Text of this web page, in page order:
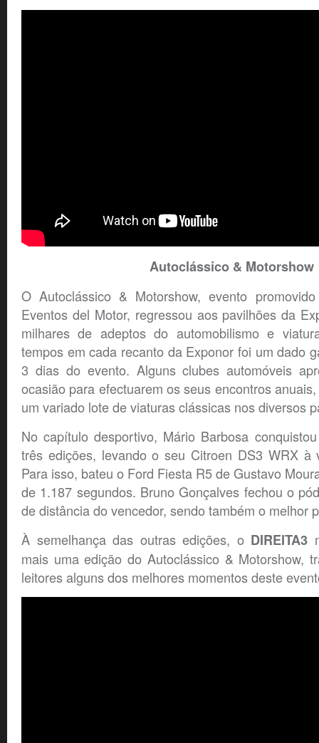
Autoclássico & Motorshow
O Autoclássico & Motorshow, evento
Eventos del Motor, regressou aos pavilhões da
milhares de adeptos do automobilismo e
tempos em cada recanto da Exponor foi um dado
3 dias do evento. Alguns clubes automóveis
ocasião para efectuarem os seus encontros
um variado lote de viaturas clássicas nos diversos
No capítulo desportivo, Mário Barbosa
três edições, levando o seu Citroen DS3 WRX à
Para isso, bateu o Ford Fiesta R5 de Gustavo
de 1.187 segundos. Bruno Gonçalves fechou o
de distância do vencedor, sendo também o melhor
À semelhança das outras edições, o DIREITA3
mais uma edição do Autoclássico & Motorshow,
leitores alguns dos melhores momentos deste